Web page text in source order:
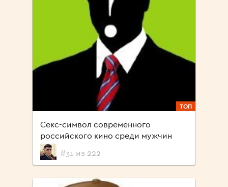
ТОП
Секс-символ современного
российского кино среди мужчин
#31 из 222